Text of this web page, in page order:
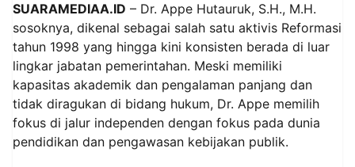
SUARAMEDIAA.ID – Dr. Appe Hutauruk, S.H., M.H.
sosoknya, dikenal sebagai salah satu aktivis Reformasi
tahun 1998 yang hingga kini konsisten berada di luar
lingkar jabatan pemerintahan. Meski memiliki
kapasitas akademik dan pengalaman panjang dan
tidak diragukan di bidang hukum, Dr. Appe memilih
fokus di jalur independen dengan fokus pada dunia
pendidikan dan pengawasan kebijakan publik.